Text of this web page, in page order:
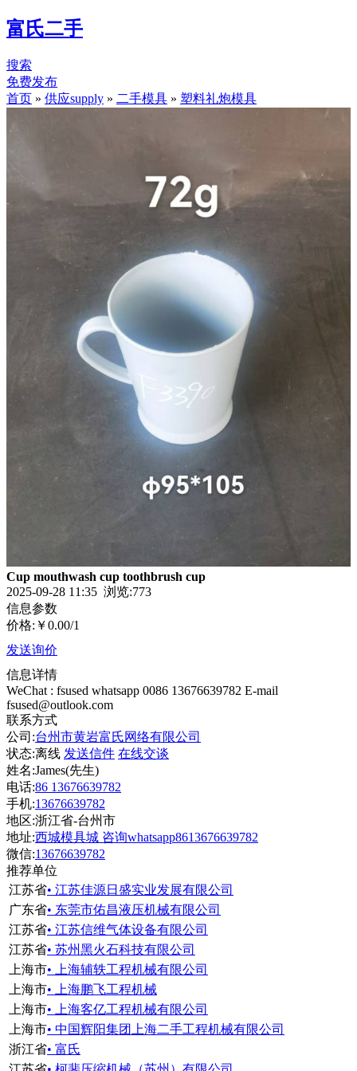
富氏二手
搜索
免费发布
首页 » 供应supply » 二手模具 » 塑料礼炮模具
Cup mouthwash cup toothbrush cup
2025-09-28 11:35 浏览:773
信息参数
价格: ￥0.00/1
发送询价
信息详情
WeChat : fsused whatsapp 0086 13676639782 E-mail
fsused@outlook.com
联系方式
公司:台州市黄岩富氏网络有限公司
状态:离线 发送信件 在线交谈
姓名:James(先生)
电话:86 13676639782
手机:13676639782
地区:浙江省-台州市
地址:西城模具城 咨询whatsapp8613676639782
微信:13676639782
推荐单位
江苏省• 江苏佳源日盛实业发展有限公司
广东省• 东莞市佑昌液压机械有限公司
江苏省• 江苏信维气体设备有限公司
江苏省• 苏州黑火石科技有限公司
上海市• 上海辅轶工程机械有限公司
上海市• 上海鹏飞工程机械
上海市• 上海客亿工程机械有限公司
上海市• 中国辉阳集团上海二手工程机械有限公司
浙江省• 富氏